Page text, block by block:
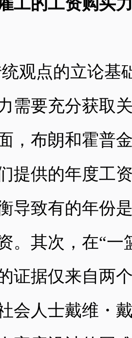
工的工资购买
观点的立论基
需要充分获取
，布朗和霍普
提供的年度工
导致有的年份
。其次，在“一
证据仅来自两
会人士戴维・